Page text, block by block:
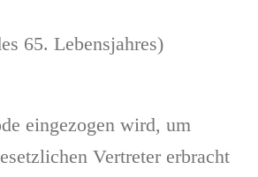
65. Lebensjahres)
eingezogen wird, um
Vertreter erbracht